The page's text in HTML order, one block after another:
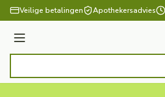
Ga naar de inhoud
Veilige betalingen Apothekersadvies
Menu